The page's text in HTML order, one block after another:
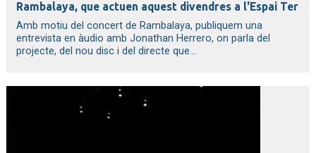
Rambalaya, que actuen aquest divendres a l'Espai Ter
Amb motiu del concert de Rambalaya, publiquem una
entrevista en àudio amb Jonathan Herrero, on parla del
projecte, del nou disc i del directe que...